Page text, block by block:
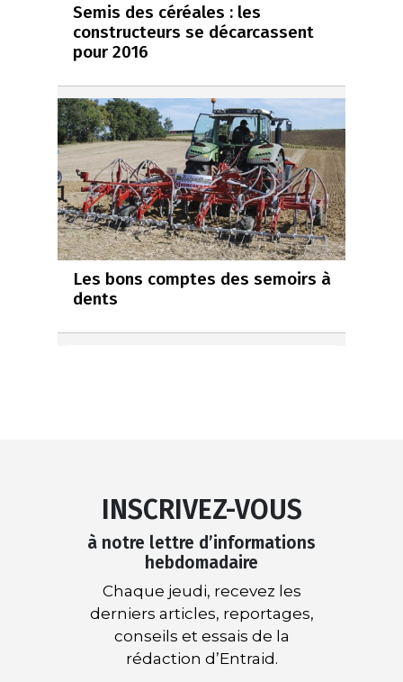
Semis des céréales : les
constructeurs se décarcassent
pour 2016
Les bons comptes des semoirs à
dents
INSCRIVEZ-VOUS
à notre lettre d’informations
hebdomadaire
Chaque jeudi, recevez les
derniers articles, reportages,
conseils et essais de la
rédaction d’Entraid.